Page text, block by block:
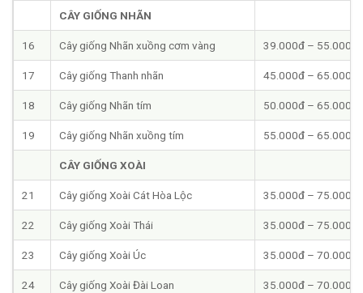
CÂY GIỐNG NHÃN
16 Cây giống Nhãn xuồng cơm vàng 39.000đ – 55.000đ
17 Cây giống Thanh nhãn 45.000đ – 65.000đ
18 Cây giống Nhãn tím 50.000đ – 65.000đ
19 Cây giống Nhãn xuồng tím 55.000đ – 65.000đ
CÂY GIỐNG XOÀI
21 Cây giống Xoài Cát Hòa Lộc 35.000đ – 75.000đ
22 Cây giống Xoài Thái 35.000đ – 75.000đ
23 Cây giống Xoài Úc 35.000đ – 70.000đ
24 Cây giống Xoài Đài Loan 35.000đ – 70.000đ